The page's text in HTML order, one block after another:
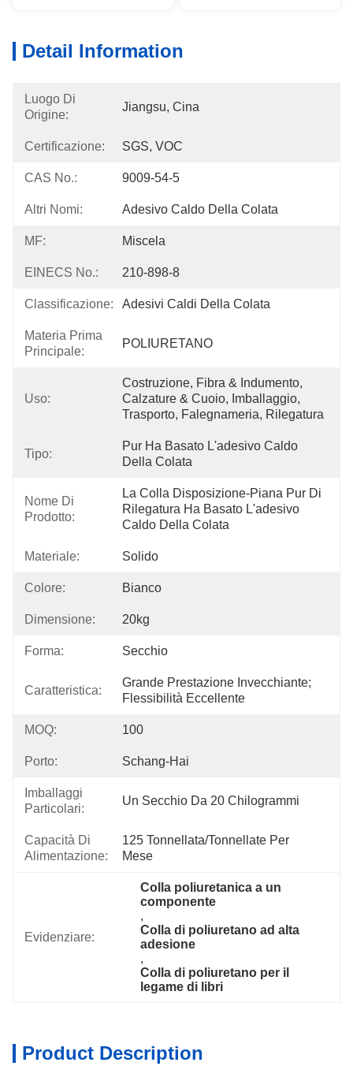
Detail Information
Luogo Di
Origine:
Jiangsu, Cina
Certificazione: SGS, VOC
CAS No.: 9009-54-5
Altri Nomi: Adesivo Caldo Della Colata
MF: Miscela
EINECS No.: 210-898-8
Classificazione: Adesivi Caldi Della Colata
Materia Prima
Principale:
POLIURETANO
Uso:
Costruzione, Fibra & Indumento,
Calzature & Cuoio, Imballaggio,
Trasporto, Falegnameria, Rilegatura
Tipo:
Pur Ha Basato L'adesivo Caldo
Della Colata
Nome Di
Prodotto:
La Colla Disposizione-Piana Pur Di
Rilegatura Ha Basato L'adesivo
Caldo Della Colata
Materiale: Solido
Colore: Bianco
Dimensione: 20kg
Forma: Secchio
Caratteristica:
Grande Prestazione Invecchiante;
Flessibilità Eccellente
MOQ: 100
Porto: Schang-Hai
Imballaggi
Particolari:
Un Secchio Da 20 Chilogrammi
Capacità Di
Alimentazione:
125 Tonnellata/tonnellate Per
Mese
Evidenziare:
Colla poliuretanica a un
componente
,
Colla di poliuretano ad alta
adesione
,
Colla di poliuretano per il
legame di libri
Product Description